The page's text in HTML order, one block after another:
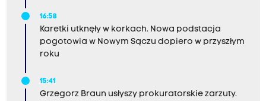
16:58
Karetki utknęły w korkach. Nowa podstacja
pogotowia w Nowym Sączu dopiero w przyszłym
roku
15:41
Grzegorz Braun usłyszy prokuratorskie zarzuty.